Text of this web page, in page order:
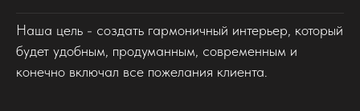
Наша цель - создать гармоничный интерьер, который
будет удобным, продуманным, современным и
конечно включал все пожелания клиента.